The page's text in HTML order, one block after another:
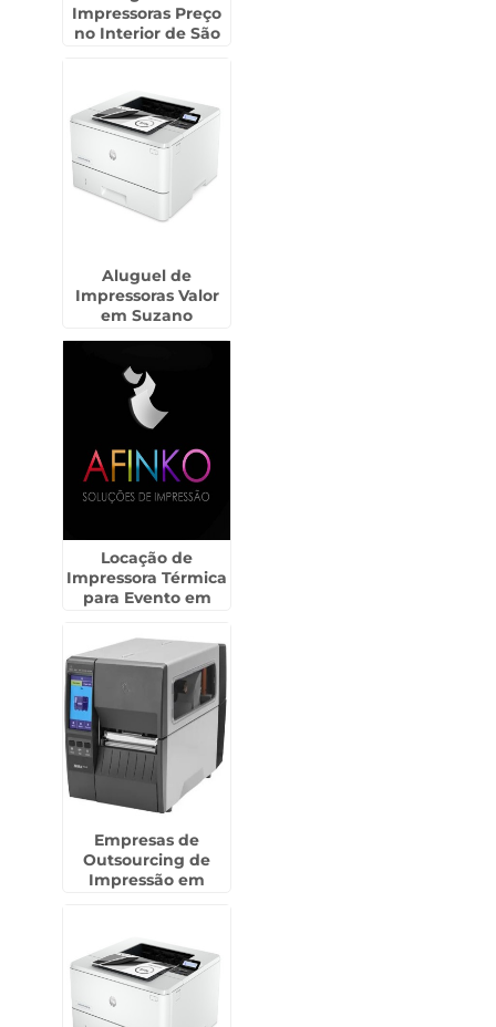
Impressoras Preço
no Interior de São
Aluguel de
Impressoras Valor
em Suzano
Locação de
Impressora Térmica
para Evento em
Empresas de
Outsourcing de
Impressão em